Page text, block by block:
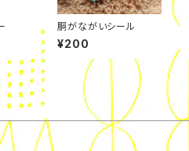
胴がながいシール
¥200